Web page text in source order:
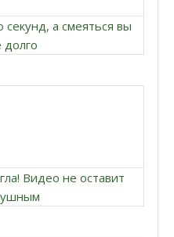
секунд, а смеяться вы
долго
Видео не оставит